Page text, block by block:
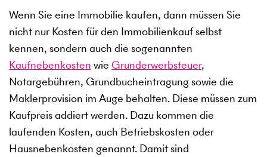
Wenn Sie eine Immobilie kaufen, dann müssen Sie
nicht nur Kosten für den Immobilienkauf selbst
kennen, sondern auch die sogenannten
Kaufnebenkosten wie Grunderwerbsteuer,
Notargebühren, Grundbucheintragung sowie die
Maklerprovision im Auge behalten. Diese müssen zum
Kaufpreis addiert werden. Dazu kommen die
laufenden Kosten, auch Betriebskosten oder
Hausnebenkosten genannt. Damit sind